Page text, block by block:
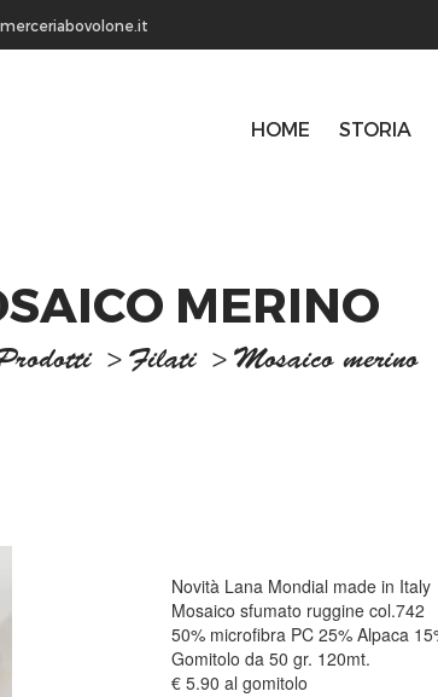
HOME STORIA
MERINO
> Filati > Mosaico merino
Novità Lana Mondial made in Italy
Mosaico sfumato ruggine col.742
50% microfibra PC 25% Alpaca
Gomitolo da 50 gr. 120mt.
€ 5.90 al gomitolo